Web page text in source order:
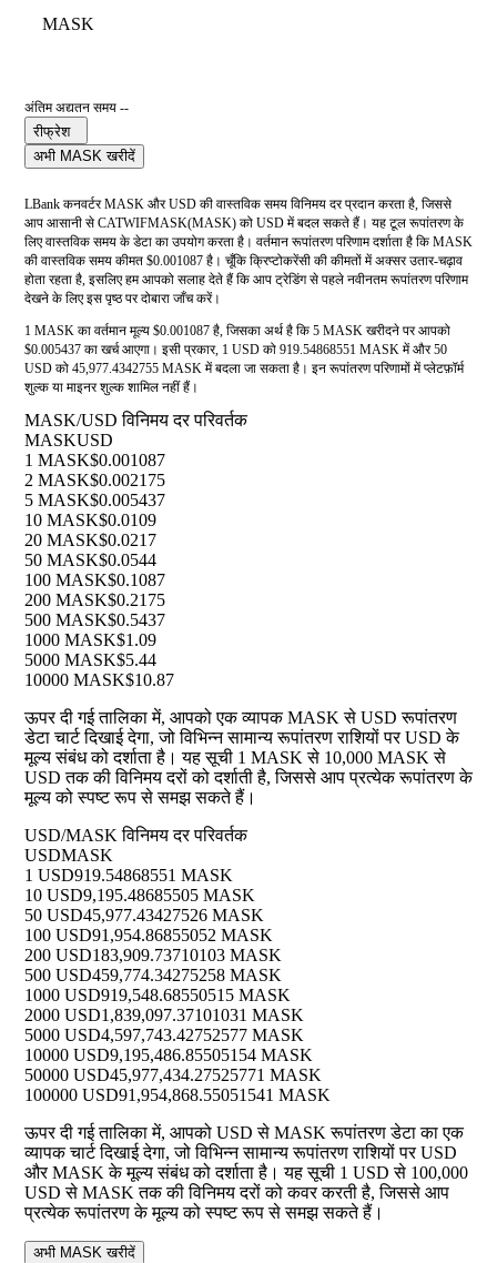
MASK
अंतिम अद्यतन समय --
रीफ्रेश
अभी MASK खरीदें
LBank कनवर्टर MASK और USD की वास्तविक समय विनिमय दर प्रदान करता है, जिससे
आप आसानी से CATWIFMASK(MASK) को USD में बदल सकते हैं। यह टूल रूपांतरण के
लिए वास्तविक समय के डेटा का उपयोग करता है। वर्तमान रूपांतरण परिणाम दर्शाता है कि MASK
की वास्तविक समय कीमत $0.001087 है। चूँकि क्रिप्टोकरेंसी की कीमतों में अक्सर उतार-चढ़ाव
होता रहता है, इसलिए हम आपको सलाह देते हैं कि आप ट्रेडिंग से पहले नवीनतम रूपांतरण परिणाम
देखने के लिए इस पृष्ठ पर दोबारा जाँच करें।
1 MASK का वर्तमान मूल्य $0.001087 है, जिसका अर्थ है कि 5 MASK खरीदने पर आपको
$0.005437 का खर्च आएगा। इसी प्रकार, 1 USD को 919.54868551 MASK में और 50
USD को 45,977.4342755 MASK में बदला जा सकता है। इन रूपांतरण परिणामों में प्लेटफ़ॉर्म
शुल्क या माइनर शुल्क शामिल नहीं हैं।
MASK/USD विनिमय दर परिवर्तक
MASKUSD
1 MASK$0.001087
2 MASK$0.002175
5 MASK$0.005437
10 MASK$0.0109
20 MASK$0.0217
50 MASK$0.0544
100 MASK$0.1087
200 MASK$0.2175
500 MASK$0.5437
1000 MASK$1.09
5000 MASK$5.44
10000 MASK$10.87
ऊपर दी गई तालिका में, आपको एक व्यापक MASK से USD रूपांतरण
डेटा चार्ट दिखाई देगा, जो विभिन्न सामान्य रूपांतरण राशियों पर USD के
मूल्य संबंध को दर्शाता है। यह सूची 1 MASK से 10,000 MASK से
USD तक की विनिमय दरों को दर्शाती है, जिससे आप प्रत्येक रूपांतरण के
मूल्य को स्पष्ट रूप से समझ सकते हैं।
USD/MASK विनिमय दर परिवर्तक
USDMASK
1 USD919.54868551 MASK
10 USD9,195.48685505 MASK
50 USD45,977.43427526 MASK
100 USD91,954.86855052 MASK
200 USD183,909.73710103 MASK
500 USD459,774.34275258 MASK
1000 USD919,548.68550515 MASK
2000 USD1,839,097.37101031 MASK
5000 USD4,597,743.42752577 MASK
10000 USD9,195,486.85505154 MASK
50000 USD45,977,434.27525771 MASK
100000 USD91,954,868.55051541 MASK
ऊपर दी गई तालिका में, आपको USD से MASK रूपांतरण डेटा का एक
व्यापक चार्ट दिखाई देगा, जो विभिन्न सामान्य रूपांतरण राशियों पर USD
और MASK के मूल्य संबंध को दर्शाता है। यह सूची 1 USD से 100,000
USD से MASK तक की विनिमय दरों को कवर करती है, जिससे आप
प्रत्येक रूपांतरण के मूल्य को स्पष्ट रूप से समझ सकते हैं।
अभी MASK खरीदें